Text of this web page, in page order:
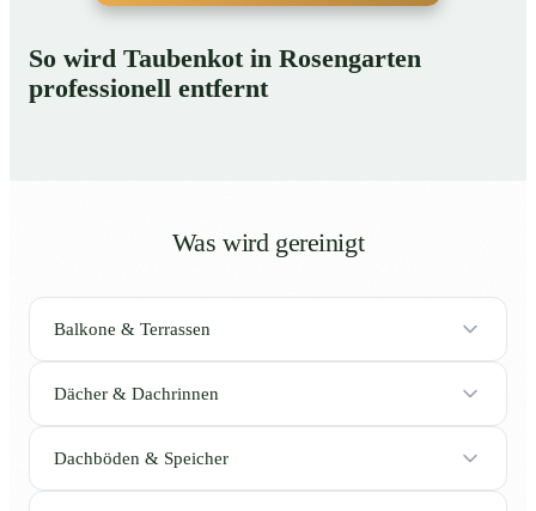
So wird Taubenkot in Rosengarten
professionell entfernt
Was wird gereinigt
Balkone & Terrassen
Dächer & Dachrinnen
Dachböden & Speicher